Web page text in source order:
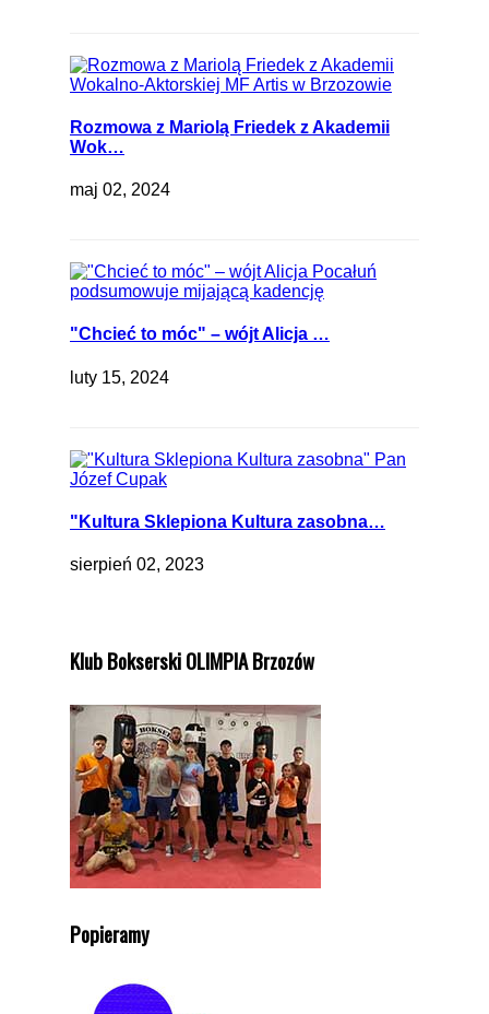
Rozmowa z Mariolą Friedek z Akademii
Wok…
maj 02, 2024
"Chcieć to móc" – wójt Alicja …
luty 15, 2024
"Kultura Sklepiona Kultura zasobna…
sierpień 02, 2023
Klub Bokserski OLIMPIA Brzozów
Popieramy